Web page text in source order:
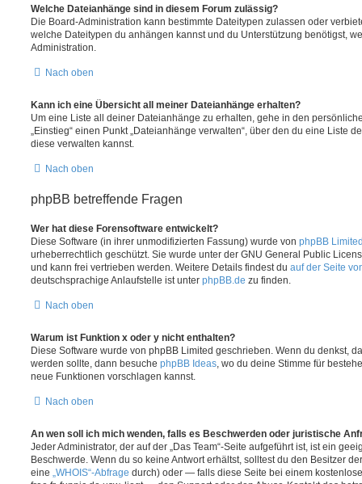
Welche Dateianhänge sind in diesem Forum zulässig?
Die Board-Administration kann bestimmte Dateitypen zulassen oder
welche Dateitypen du anhängen kannst und du Unterstützung benötigst,
Administration.
Nach oben
Kann ich eine Übersicht all meiner Dateianhänge erhalten?
Um eine Liste all deiner Dateianhänge zu erhalten, gehe in den
„Einstieg“ einen Punkt „Dateianhänge verwalten“, über den du eine Liste
diese verwalten kannst.
Nach oben
phpBB betreffende Fragen
Wer hat diese Forensoftware entwickelt?
Diese Software (in ihrer unmodifizierten Fassung) wurde von phpBB
urheberrechtlich geschützt. Sie wurde unter der GNU General Public
und kann frei vertrieben werden. Weitere Details findest du auf der Seite
deutschsprachige Anlaufstelle ist unter phpBB.de zu finden.
Nach oben
Warum ist Funktion x oder y nicht enthalten?
Diese Software wurde von phpBB Limited geschrieben. Wenn du denkst,
werden sollte, dann besuche phpBB Ideas , wo du deine Stimme für
neue Funktionen vorschlagen kannst.
Nach oben
An wen soll ich mich wenden, falls es Beschwerden oder juristische
Jeder Administrator, der auf der „Das Team“-Seite aufgeführt ist, ist ein
Beschwerde. Wenn du so keine Antwort erhältst, solltest du den Besitzer
eine „WHOIS“-Abfrage durch) oder — falls diese Seite bei einem